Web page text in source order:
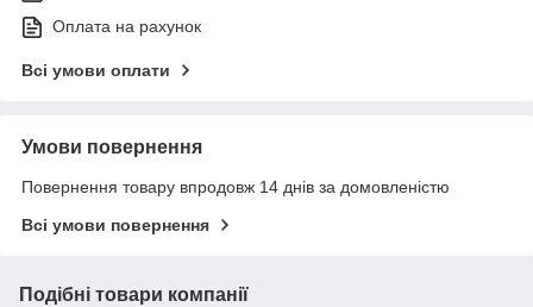
Оплата на рахунок
Всі умови оплати
Умови повернення
Повернення товару впродовж 14 днів за домовленістю
Всі умови повернення
Подібні товари компанії